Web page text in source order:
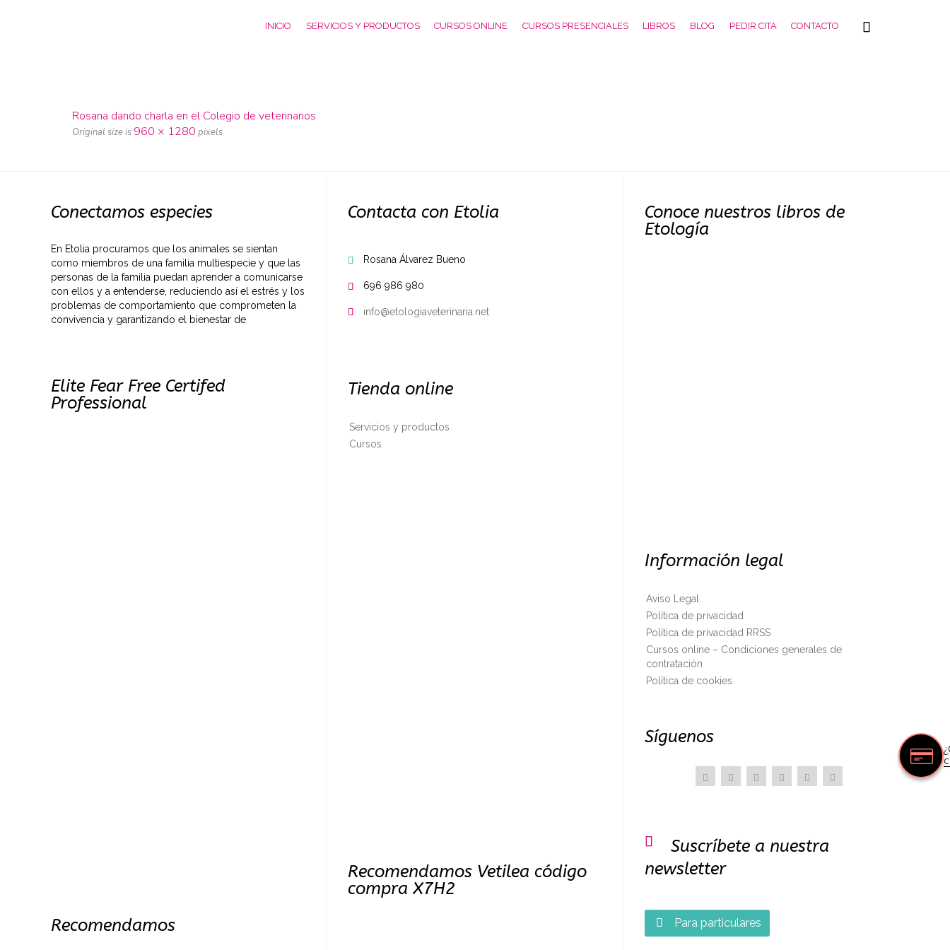
Skip
INICIO SERVICIOS Y PRODUCTOS CURSOS ONLINE CURSOS PRESENCIALES LIBROS BLOG PEDIR CITA CONTACTO 
Rosana dando charla en el Colegio de veterinarios
Original size is 960 × 1280 pixels
Conectamos especies
En Etolia procuramos que los animales se sientan
como miembros de una familia multiespecie y que las
personas de la familia puedan aprender a comunicarse
con ellos y a entenderse, reduciendo así el estrés y los
problemas de comportamiento que comprometen la
convivencia y garantizando el bienestar de
Elite Fear Free Certifed
Professional
Recomendamos
Contacta con Etolia
 Rosana Álvarez Bueno
 696 986 980
 info@etologiaveterinaria.net
Tienda online
Servicios y productos
Cursos
Recomendamos Vetilea código
compra X7H2
Conoce nuestros libros de
Etología
Información legal
Aviso Legal
Política de privacidad
Política de privacidad RRSS
Cursos online – Condiciones generales de
contratación
Política de cookies
Síguenos

Suscríbete a nuestra
newsletter
 Para particulares